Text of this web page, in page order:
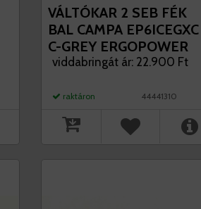
VÁLTÓKAR 2 SEB FÉK
BAL CAMPA EP6ICEGXC
C-GREY ERGOPOWER
CENTAUR
viddabringát ár: 22.900 Ft
raktáron 44441310